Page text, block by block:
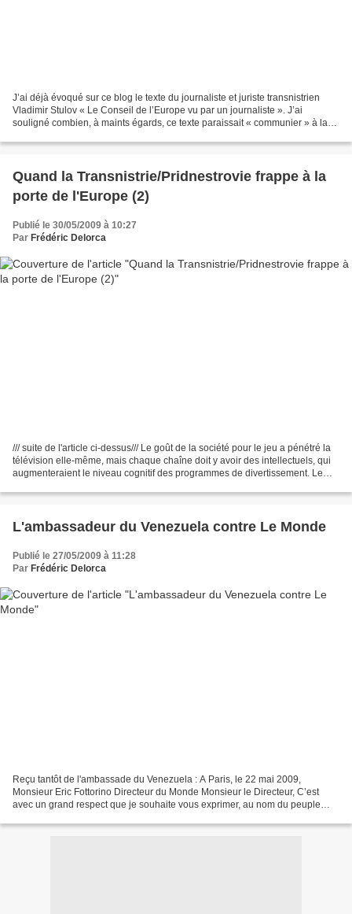
J’ai déjà évoqué sur ce blog le texte du journaliste et juriste transnistrien
Vladimir Stulov « Le Conseil de l’Europe vu par un journaliste ». J’ai
souligné combien, à maints égards, ce texte paraissait « communier » à la
Quand la Transnistrie/Pridnestrovie frappe à la
porte de l'Europe (2)
Publié le 30/05/2009 à 10:27
Par Frédéric Delorca
/// suite de l'article ci-dessus/// Le goût de la société pour le jeu a pénétré la
télévision elle-même, mais chaque chaîne doit y avoir des intellectuels, qui
augmenteraient le niveau cognitif des programmes de divertissement. Le
L'ambassadeur du Venezuela contre Le Monde
Publié le 27/05/2009 à 11:28
Par Frédéric Delorca
Reçu tantôt de l'ambassade du Venezuela : A Paris, le 22 mai 2009,
Monsieur Eric Fottorino Directeur du Monde Monsieur le Directeur, C’est
avec un grand respect que je souhaite vous exprimer, au nom du peuple